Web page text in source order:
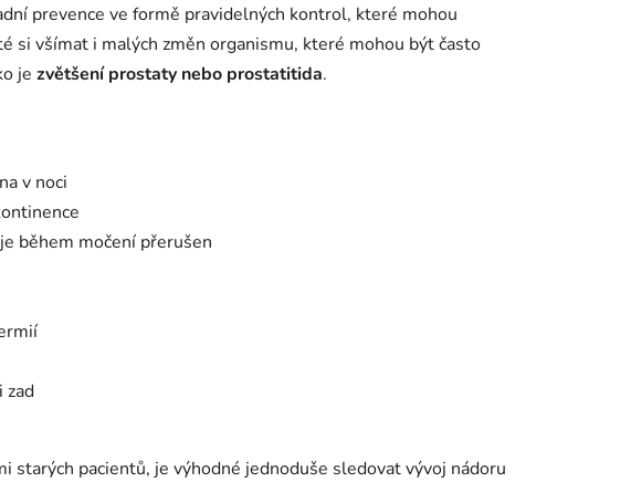
prevence ve formě pravidelných kontrol, které mohou
si všímat i malých změn organismu, které mohou být často
je zvětšení prostaty nebo prostatitida.
v noci
během močení přerušen
zad
starých pacientů, je výhodné jednoduše sledovat vývoj nádoru